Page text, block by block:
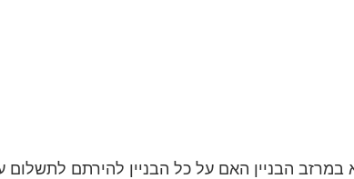
הבניין האם על כל הבניין להירתם